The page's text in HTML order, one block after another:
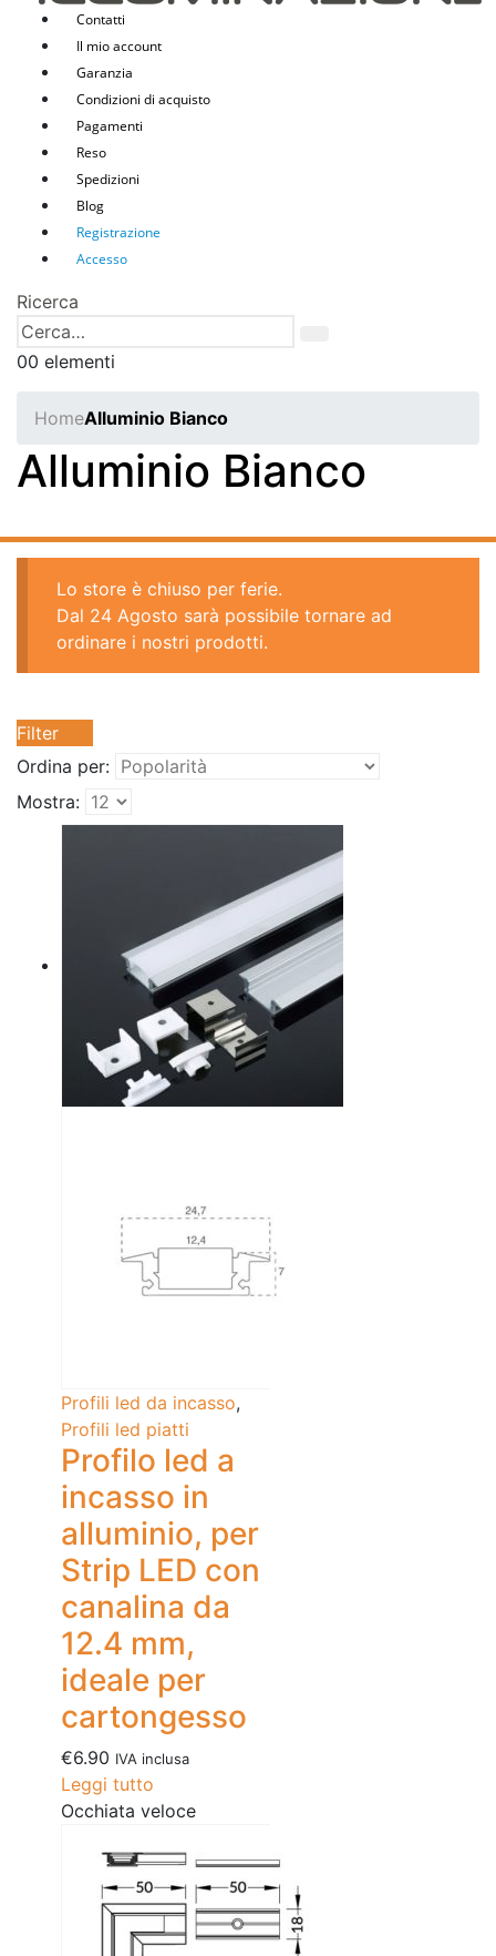
Contatti
Il mio account
Garanzia
Condizioni di acquisto
Pagamenti
Reso
Spedizioni
Blog
Registrazione
Accesso
Ricerca
00 elementi
HomeAlluminio Bianco
Alluminio Bianco
Lo store è chiuso per ferie.
Dal 24 Agosto sarà possibile tornare ad
ordinare i nostri prodotti.
Filter
Ordina per:
Mostra:
Profili led da incasso,
Profili led piatti
Profilo led a
incasso in
alluminio, per
Strip LED con
canalina da
12.4 mm,
ideale per
cartongesso
€6.90 IVA inclusa
Leggi tutto
Occhiata veloce